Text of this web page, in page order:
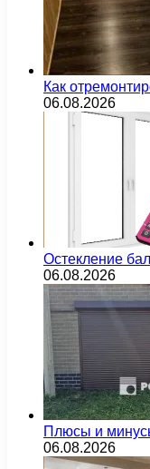
Как
06.08.2026
Остекление
06.08.2026
Плюсы и
06.08.2026